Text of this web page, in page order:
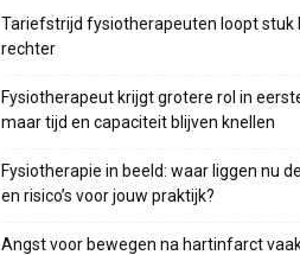
Tariefstrijd fysiotherapeuten loopt stuk
rechter
Fysiotherapeut krijgt grotere rol in
maar tijd en capaciteit blijven knellen
Fysiotherapie in beeld: waar liggen nu
en risico’s voor jouw praktijk?
Angst voor bewegen na hartinfarct